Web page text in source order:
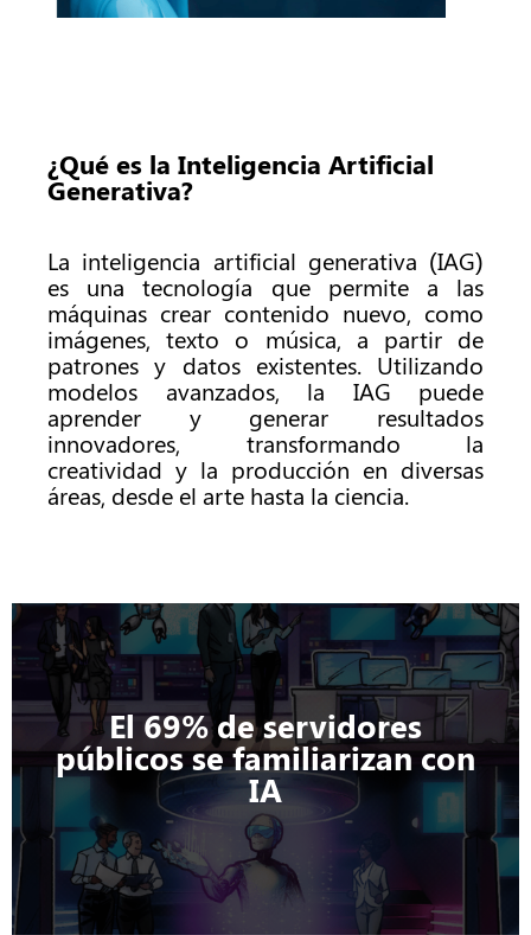
¿Qué es la Inteligencia Artificial
Generativa?
La inteligencia artificial generativa (IAG)
es una tecnología que permite a las
máquinas crear contenido nuevo, como
imágenes, texto o música, a partir de
patrones y datos existentes. Utilizando
modelos avanzados, la IAG puede
aprender y generar resultados
innovadores, transformando la
creatividad y la producción en diversas
áreas, desde el arte hasta la ciencia.
El 69% de servidores
públicos se familiarizan con
IA